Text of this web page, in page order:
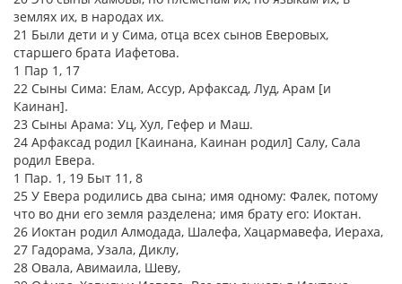
землях их, в народах их.
21 Были дети и у Сима, отца всех сынов Еверовых,
старшего брата Иафетова.
1 Пар 1, 17
22 Сыны Сима: Елам, Ассур, Арфаксад, Луд, Арам [и
Каинан].
23 Сыны Арама: Уц, Хул, Гефер и Маш.
24 Арфаксад родил [Каинана, Каинан родил] Салу, Сала
родил Евера.
1 Пар. 1, 19 Быт 11, 8
25 У Евера родились два сына; имя одному: Фалек, потому
что во дни его земля разделена; имя брату его: Иоктан.
26 Иоктан родил Алмодада, Шалефа, Хацармавефа, Иераха,
27 Гадорама, Узала, Диклу,
28 Овала, Авимаила, Шеву,